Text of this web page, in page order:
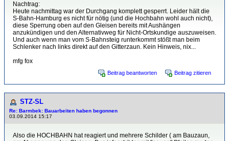
Nachtrag:
Heute nachmittag war der Durchgang komplett gesperrt. Leider hält die
S-Bahn-Hamburg es nicht für nötig (und die Hochbahn wohl auch nicht),
diese Sperrung oben auf den Gleisen bereits mit Aushängen
anzukündigen und den Alternativweg für Nicht-Ortskundige auszuweisen.
Und auch wenn man vom S-Bahnsteig runterkommt stößt man beim
Schlenker nach links direkt auf den Gitterzaun. Kein Hinweis, nix...
mfg fox
Beitrag beantworten Beitrag zitieren
STZ-SL
Re: Barmbek: Bauarbeiten haben begonnen
03.09.2014 15:17
Also die HOCHBAHN hat reagiert und mehrere Schilder ( am Bauzaun,